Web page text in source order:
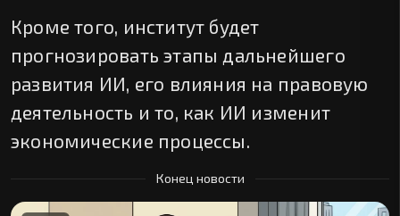
Кроме того, институт будет
прогнозировать этапы дальнейшего
развития ИИ, его влияния на правовую
деятельность и то, как ИИ изменит
экономические процессы.
Конец новости